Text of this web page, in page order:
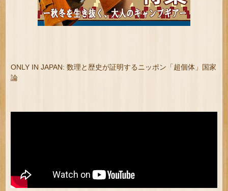
ONLY IN JAPAN: 数理と歴史が証明するニッポン「超個体」国家
論